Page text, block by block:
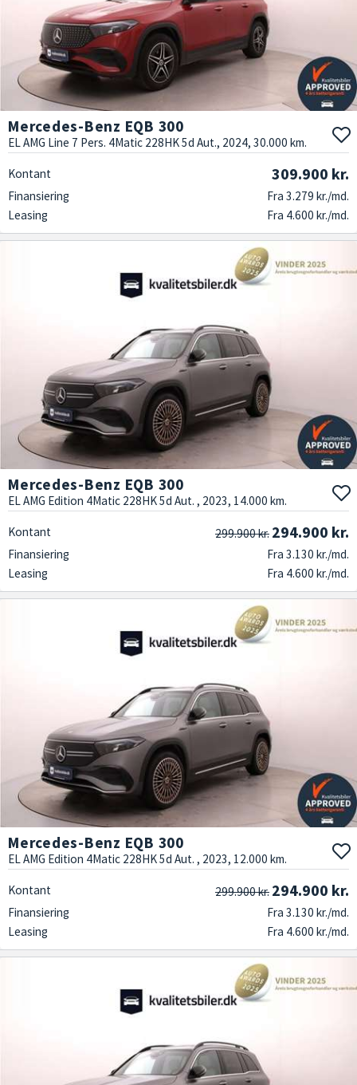
Mercedes-Benz EQB 300
EL AMG Line 7 Pers. 4Matic 228HK 5d Aut., 2024, 30.000 km.
Kontant 309.900 kr.
Finansiering
Fra 3.279 kr./md.
Leasing
Fra 4.600 kr./md.
Mercedes-Benz EQB 300
EL AMG Edition 4Matic 228HK 5d Aut. , 2023, 14.000 km.
Kontant 299.900 kr. 294.900 kr.
Finansiering
Fra 3.130 kr./md.
Leasing
Fra 4.600 kr./md.
Mercedes-Benz EQB 300
EL AMG Edition 4Matic 228HK 5d Aut. , 2023, 12.000 km.
Kontant 299.900 kr. 294.900 kr.
Finansiering
Fra 3.130 kr./md.
Leasing
Fra 4.600 kr./md.